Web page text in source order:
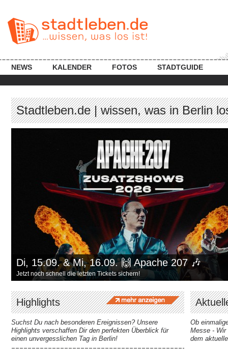
NEWS KALENDER FOTOS STADTGUIDE
Stadtleben.de | wissen, was in Berlin
Di, 15.09. & Mi, 16.09. 🙌 Apache 207 🎶
Jetzt noch schnell die letzten Tickets sichern!
Highlights
Suchst Du nach besonderen Ereignissen? Unsere
Highlights verschaffen Dir den perfekten Überblick für
einen unvergesslichen Tag in Berlin!
Ob
Messe - Wir
dem